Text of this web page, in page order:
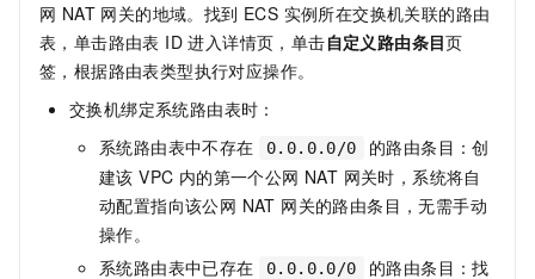
网 NAT 网关的地域。找到 ECS 实例所在交换机关联的路由
表，单击路由表 ID 进入详情页，单击自定义路由条目页
签，根据路由表类型执行对应操作。
交换机绑定系统路由表时：
系统路由表中不存在
0.0.0.0/0
的路由条目：创
建该 VPC 内的第一个公网 NAT 网关时，系统将自
动配置指向该公网 NAT 网关的路由条目，无需手动
操作。
系统路由表中已存在
0.0.0.0/0
的路由条目：找